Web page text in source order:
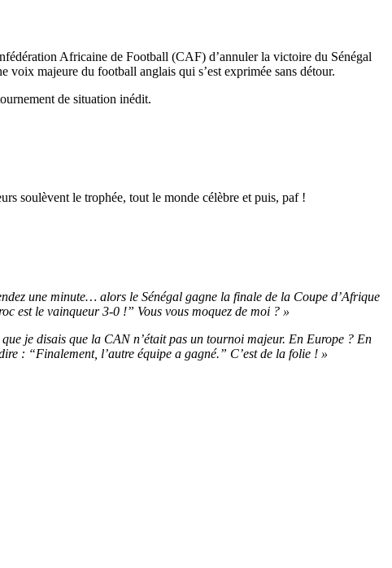
Africaine de Football (CAF) d’annuler la victoire du Sénégal
majeure du football anglais qui s’est exprimée sans détour.
de situation inédit.
soulèvent le trophée, tout le monde célèbre et puis, paf !
une minute… alors le Sénégal gagne la finale de la Coupe d’Afrique
est le vainqueur 3-0 !” Vous vous moquez de moi ? »
je disais que la CAN n’était pas un tournoi majeur. En Europe ? En
: “Finalement, l’autre équipe a gagné.” C’est de la folie ! »